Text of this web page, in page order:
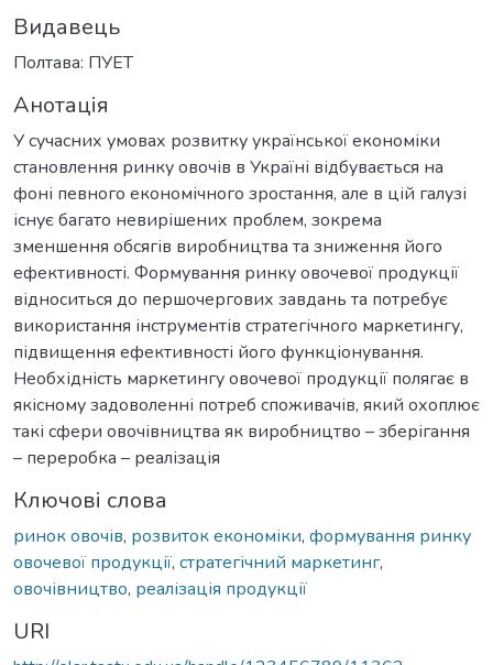
Видавець
Полтава: ПУЕТ
Анотація
У сучасних умовах розвитку української економіки
становлення ринку овочів в Україні відбувається на
фоні певного економічного зростання, але в цій галузі
існує багато невирішених проблем, зокрема
зменшення обсягів виробництва та зниження його
ефективності. Формування ринку овочевої продукції
відноситься до першочергових завдань та потребує
використання інструментів стратегічного маркетингу,
підвищення ефективності його функціонування.
Необхідність маркетингу овочевої продукції полягає в
якісному задоволенні потреб споживачів, який охоплює
такі сфери овочівництва як виробництво – зберігання
– переробка – реалізація
Ключові слова
ринок овочів, розвиток економіки, формування ринку
овочевої продукції, стратегічний маркетинг,
овочівництво, реалізація продукції
URI